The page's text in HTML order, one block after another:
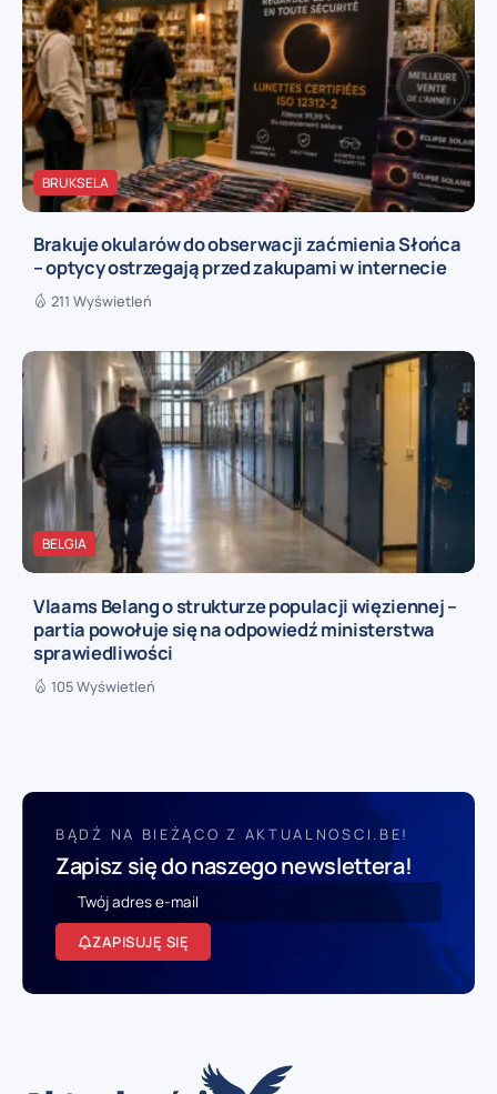
BRUKSELA
Brakuje okularów do obserwacji zaćmienia Słońca
– optycy ostrzegają przed zakupami w internecie
211 Wyświetleń
BELGIA
Vlaams Belang o strukturze populacji więziennej –
partia powołuje się na odpowiedź ministerstwa
sprawiedliwości
105 Wyświetleń
BĄDŹ NA BIEŻĄCO Z AKTUALNOSCI.BE!
Zapisz się do naszego newslettera!
ZAPISUJĘ SIĘ